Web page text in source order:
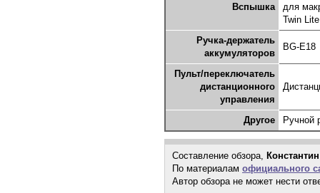
Вспышка
для
Twin
Ручка-держатель
аккумуляторов
BG-E18
Пульт/переключатель
дистанционного
управления
Другое Ручной
Составление обзора,
По материалам официального
Автор обзора не может нести